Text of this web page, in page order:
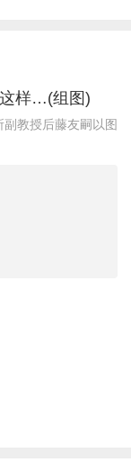
样…(组图)
教授后藤友嗣以图